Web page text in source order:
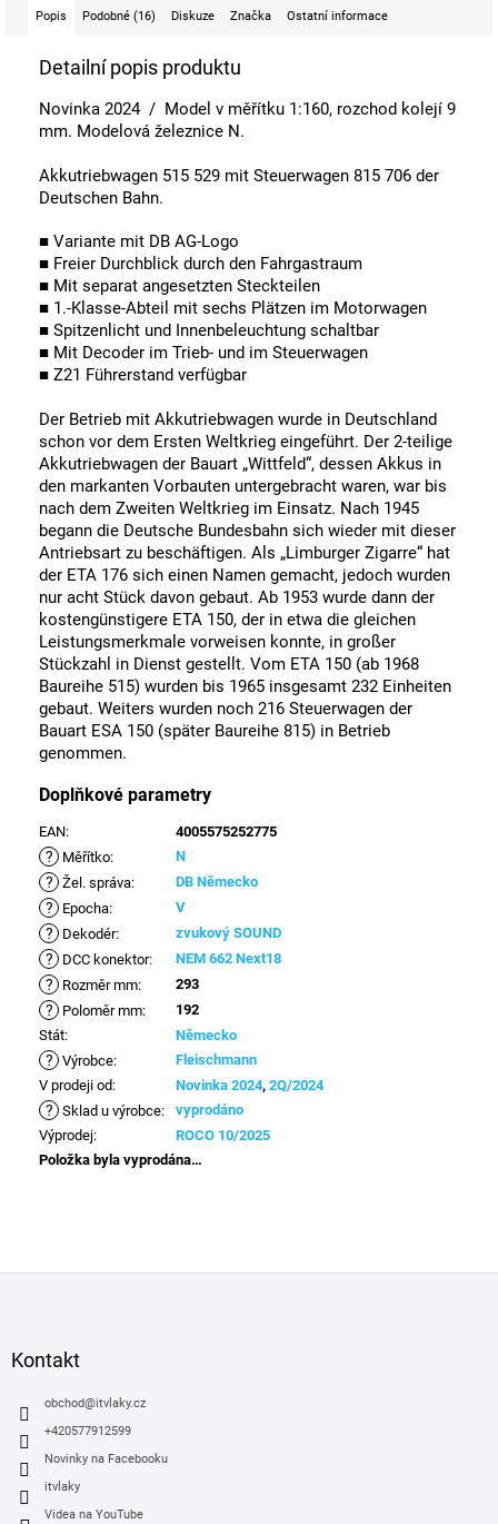
Popis Podobné (16) Diskuze Značka Ostatní informace
Detailní popis produktu
Novinka 2024 / Model v měřítku 1:160, rozchod kolejí 9
mm. Modelová železnice N.
Akkutriebwagen 515 529 mit Steuerwagen 815 706 der
Deutschen Bahn.
■ Variante mit DB AG-Logo
■ Freier Durchblick durch den Fahrgastraum
■ Mit separat angesetzten Steckteilen
■ 1.-Klasse-Abteil mit sechs Plätzen im Motorwagen
■ Spitzenlicht und Innenbeleuchtung schaltbar
■ Mit Decoder im Trieb- und im Steuerwagen
■ Z21 Führerstand verfügbar
Der Betrieb mit Akkutriebwagen wurde in Deutschland
schon vor dem Ersten Weltkrieg eingeführt. Der 2-teilige
Akkutriebwagen der Bauart „Wittfeld“, dessen Akkus in
den markanten Vorbauten untergebracht waren, war bis
nach dem Zweiten Weltkrieg im Einsatz. Nach 1945
begann die Deutsche Bundesbahn sich wieder mit dieser
Antriebsart zu beschäftigen. Als „Limburger Zigarre“ hat
der ETA 176 sich einen Namen gemacht, jedoch wurden
nur acht Stück davon gebaut. Ab 1953 wurde dann der
kostengünstigere ETA 150, der in etwa die gleichen
Leistungsmerkmale vorweisen konnte, in großer
Stückzahl in Dienst gestellt. Vom ETA 150 (ab 1968
Baureihe 515) wurden bis 1965 insgesamt 232 Einheiten
gebaut. Weiters wurden noch 216 Steuerwagen der
Bauart ESA 150 (später Baureihe 815) in Betrieb
genommen.
Doplňkové parametry
EAN: 4005575252775
? Měřítko: N
? Žel. správa: DB Německo
? Epocha: V
? Dekodér: zvukový SOUND
? DCC konektor: NEM 662 Next18
? Rozměr mm: 293
? Poloměr mm:
192
Stát: Německo
? Výrobce:
Fleischmann
V prodeji od: Novinka 2024, 2Q/2024
? Sklad u výrobce:
vyprodáno
Výprodej:
ROCO 10/2025
Položka byla vyprodána…
Kontakt
obchod@itvlaky.cz
+420577912599
Novinky na Facebooku
itvlaky
Videa na YouTube